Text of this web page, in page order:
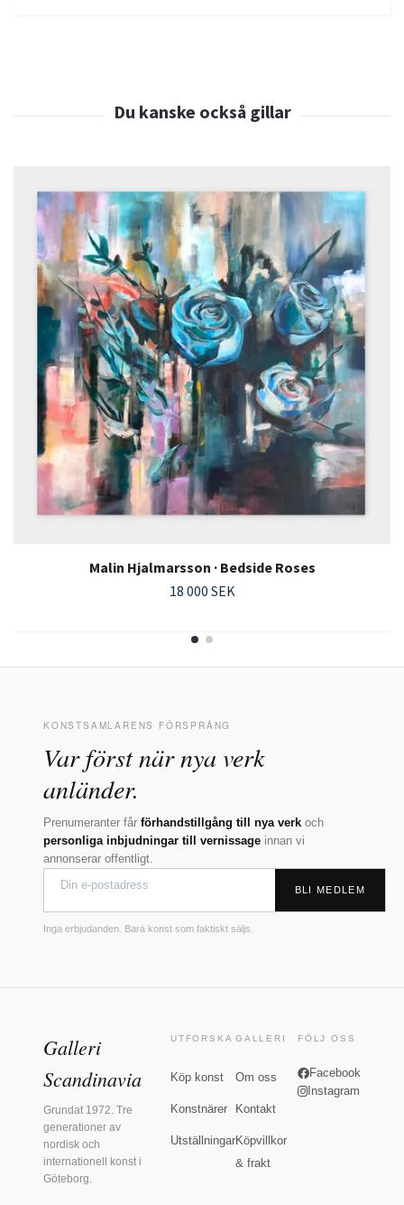
Malin Hjalmarsson · Bedside Roses
18 000 SEK
KONSTSAMLARENS FÖRSPRÅNG
Var först när nya verk
anländer.
Prenumeranter får förhandstillgång till nya verk och
personliga inbjudningar till vernissage innan vi
annonserar offentligt.
BLI MEDLEM
Inga erbjudanden. Bara konst som faktiskt säljs.
Galleri
Scandinavia
Grundat 1972. Tre
generationer av
nordisk och
internationell konst i
Göteborg.
UTFORSKA
Köp konst
Konstnärer
Utställningar
GALLERI
Om oss
Kontakt
Köpvillkor
& frakt
FÖLJ OSS
Facebook
Instagram